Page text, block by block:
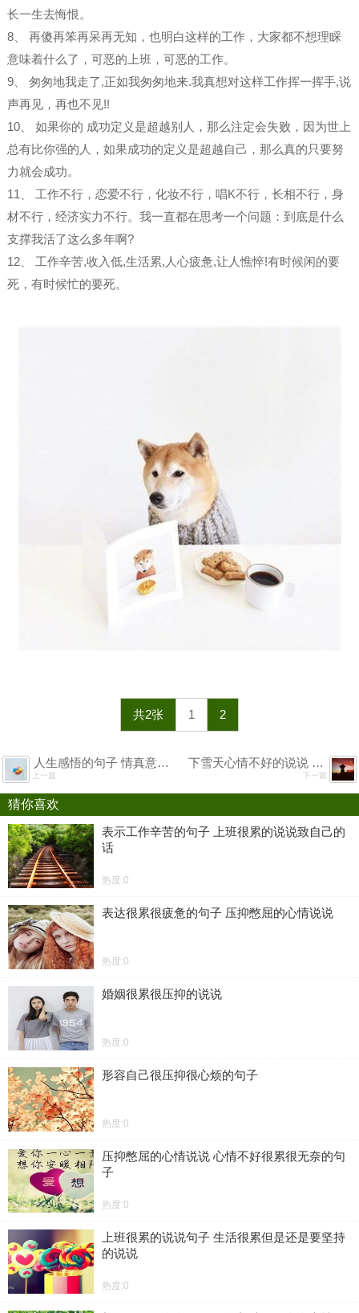
长一生去悔恨。
8、 再傻再笨再呆再无知，也明白这样的工作，大家都不想理睬
意味着什么了，可恶的上班，可恶的工作。
9、 匆匆地我走了,正如我匆匆地来.我真想对这样工作挥一挥手,说
声再见，再也不见!!
10、 如果你的 成功定义是超越别人，那么注定会失败，因为世上
总有比你强的人，如果成功的定义是超越自己，那么真的只要努
力就会成功。
11、 工作不行，恋爱不行，化妆不行，唱K不行，长相不行，身
材不行，经济实力不行。我一直都在思考一个问题：到底是什么
支撑我活了这么多年啊?
12、 工作辛苦,收入低,生活累,人心疲惫,让人憔悴!有时候闲的要
死，有时候忙的要死。
共2张 1 2
人生感悟的句子 情真意切感人肺腑的句子
上一篇
下雪天心情不好的说说 下雪心情低落的短句子
下一篇
猜你喜欢
表示工作辛苦的句子 上班很累的说说致自己的
话
热度:0
表达很累很疲惫的句子 压抑憋屈的心情说说
热度:0
婚姻很累很压抑的说说
热度:0
形容自己很压抑很心烦的句子
热度:0
压抑憋屈的心情说说 心情不好很累很无奈的句
子
热度:0
上班很累的说说句子 生活很累但是还是要坚持
的说说
热度:0